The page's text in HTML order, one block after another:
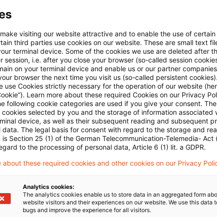
eines Kredits durch ein Unternehmen, das
verkauft hat und ihn für den Käufer gegen
darauf hin, dass Art. 135 Abs. 1 Buchst. b MwStRL
zum einen die „Gewährung und Vermittlung
von Krediten durch die Kreditgeber“ von
soll gewährleistet werden, dass
erbrachten Dienstleistungen von der
Dafürhalten des Gerichts darauf hin, dass es
demjenigen, der den Kredit gewährt hat, und dem
Befreiung keine Leistungen erfasst, die
werden.
visiting our website attractive and to enable the use of
third parties use cookies on our website. These are small text
terminal device. Some of the cookies we use are deleted after
session, i.e. after you close your browser (so-called session
on your terminal device and enable us or our partner
browser the next time you visit us (so-called persistent
use Cookies strictly necessary for the operation of our website
Learn more about these required Cookies on our Privacy
following cookie categories are used if you give your consent.
cookies selected by you and the storage of information associated
device, as well as their subsequent reading and subsequent
data. The legal basis for consent with regard to the storage and
is Section 25 (1) of the German Telecommunication-Telemedia- Act
to the processing of personal data, Article 6 (1) lit. a GDPR.
about these required cookies and other cookies on our Privacy
Analytics cookies:
The analytics cookies enable us to store data in an aggregated form
website visitors and their experiences on our website. We use this data
bugs and improve the experience for all visitors.